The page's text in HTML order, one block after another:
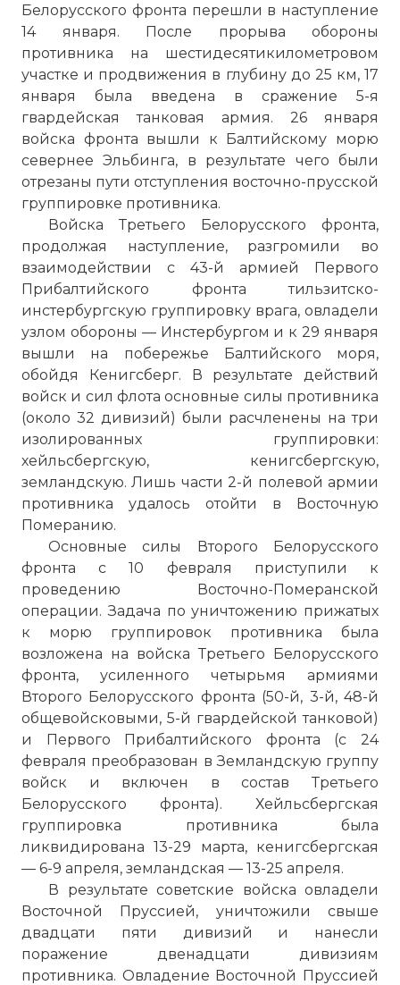
Белорусского фронта перешли в наступление
14 января. После прорыва обороны
противника на шестидесятикилометровом
участке и продвижения в глубину до 25 км, 17
января была введена в сражение 5-я
гвардейская танковая армия. 26 января
войска фронта вышли к Балтийскому морю
севернее Эльбинга, в результате чего были
отрезаны пути отступления восточно-прусской
группировке противника.
Войска Третьего Белорусского фронта,
продолжая наступление, разгромили во
взаимодействии с 43-й армией Первого
Прибалтийского фронта тильзитско-
инстербургскую группировку врага, овладели
узлом обороны — Инстербургом и к 29 января
вышли на побережье Балтийского моря,
обойдя Кенигсберг. В результате действий
войск и сил флота основные силы противника
(около 32 дивизий) были расчленены на три
изолированных группировки:
хейльсбергскую, кенигсбергскую,
земландскую. Лишь части 2-й полевой армии
противника удалось отойти в Восточную
Померанию.
Основные силы Второго Белорусского
фронта с 10 февраля приступили к
проведению Восточно-Померанской
операции. Задача по уничтожению прижатых
к морю группировок противника была
возложена на войска Третьего Белорусского
фронта, усиленного четырьмя армиями
Второго Белорусского фронта (50-й, 3-й, 48-й
общевойсковыми, 5-й гвардейской танковой)
и Первого Прибалтийского фронта (с 24
февраля преобразован в Земландскую группу
войск и включен в состав Третьего
Белорусского фронта). Хейльсбергская
группировка противника была
ликвидирована 13-29 марта, кенигсбергская
— 6-9 апреля, земландская — 13-25 апреля.
В результате советские войска овладели
Восточной Пруссией, уничтожили свыше
двадцати пяти дивизий и нанесли
поражение двенадцати дивизиям
противника. Овладение Восточной Пруссией
☓
Советские бойцы ведут уличный бой на
окраине Кенигсберга. 3-й Белорусский
фронт. Апрель 1945 г.
Фото статьи: